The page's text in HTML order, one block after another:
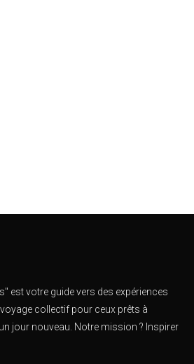
est votre guide vers des expériences
collectif pour ceux prêts à
jour nouveau. Notre mission ? Inspirer